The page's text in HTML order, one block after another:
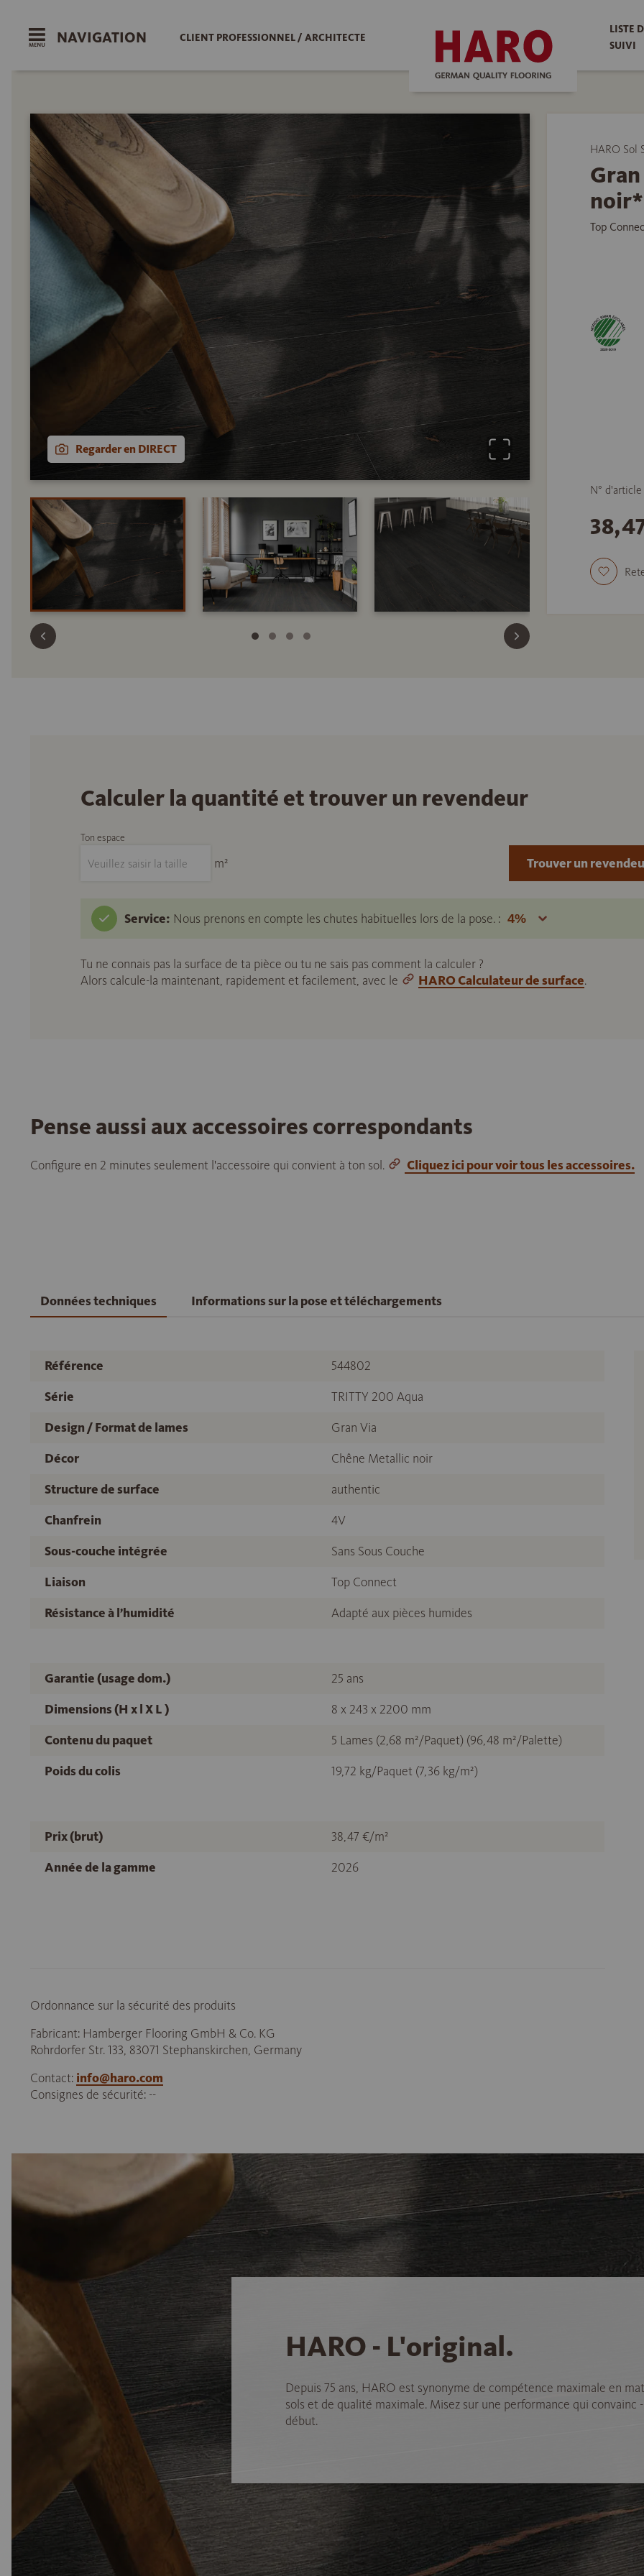
NAVIGATION CLIENT PROFESSIONNEL / ARCHITECTE
LISTE
SUIVI
Regarder en DIRECT
HARO Sol
Top
N°
Calculer la quantité et trouver un revendeur
Ton espace
m²
Service: Nous prenons en compte les chutes habituelles lors de la pose. :
Tu ne connais pas la surface de ta pièce ou tu ne sais pas comment la calculer ?
Alors calcule-la maintenant, rapidement et facilement, avec le
HARO Calculateur de surface.
Trouver un
Pense aussi aux accessoires correspondants
Configure en 2 minutes seulement l'accessoire qui convient à ton sol. Cliquez ici pour voir tous les accessoires.
Données techniques Informations sur la pose et téléchargements
Référence
544802
Série
TRITTY 200 Aqua
Design / Format de lames
Gran Via
Décor
Chêne Metallic noir
Structure de surface
authentic
Chanfrein
4V
Sous-couche intégrée
Sans Sous Couche
Liaison
Top Connect
Résistance à l’humidité
Adapté aux pièces humides
Garantie (usage dom.)
25 ans
Dimensions (H x l X L )
8 x 243 x 2200 mm
Contenu du paquet
5 Lames (2,68 m²/Paquet) (96,48 m²/Palette)
Poids du colis
19,72 kg/Paquet (7,36 kg/m²)
Prix (brut)
38,47 €/m²
Année de la gamme
2026
Ordonnance sur la sécurité des produits
Fabricant: Hamberger Flooring GmbH & Co. KG
Rohrdorfer Str. 133, 83071 Stephanskirchen, Germany
Contact: info@haro.com
Consignes de sécurité: --
HARO - L'original.
Depuis 75 ans, HARO est synonyme de compétence maximale en
sols et de qualité maximale. Misez sur une performance qui convainc
début.